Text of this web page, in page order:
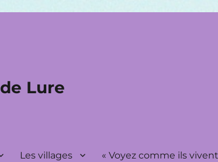
Lure
Les villages « Voyez comme ils